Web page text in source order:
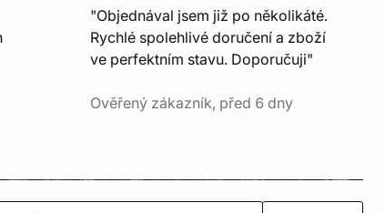
"Objednával jsem již po několikáté.
Rychlé spolehlivé doručení a zboží
ve perfektním stavu. Doporučuji"
Ověřený zákazník, před 6 dny